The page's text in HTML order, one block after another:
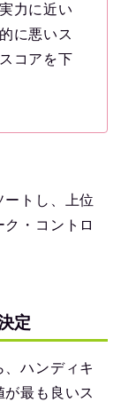
力に近い
に悪いス
コアを下
トし、上位
・コントロ
定
ハンディキ
最も良いス